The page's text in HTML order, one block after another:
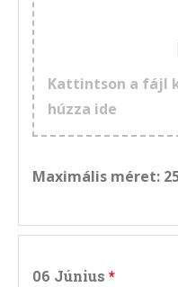
Kattintson a fájl
húzza ide
Maximális méret:
06 Június